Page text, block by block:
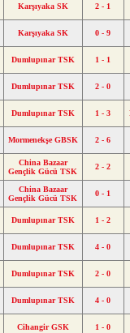
Karşıyaka SK 2 - 1
Karşıyaka SK 0 - 9
Dumlupınar TSK 1 - 1
Dumlupınar TSK 2 - 0
Dumlupınar TSK 1 - 3
Mormenekşe GBSK 2 - 6
China Bazaar
Gençlik Gücü TSK
2 - 2
China Bazaar
Gençlik Gücü TSK
0 - 1
Dumlupınar TSK 1 - 2
Dumlupınar TSK 4 - 0
Dumlupınar TSK 2 - 0
Dumlupınar TSK 4 - 0
Cihangir GSK 1 - 0